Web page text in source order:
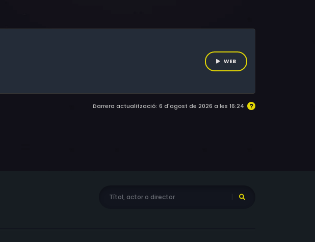
és molt simpàtic i es converteix en el millor amic de la Rebecca.
exterminar, la Rebecca l'amaga de tothom. A banda d'ella
l'avi de la Rebecca i la Nadine i en François, dos amics i
munt d'aventures, acompanyades sovint d'algun esternut.
WEB
Darrera actualització: 6 d'agost de 2026 a les 16:24